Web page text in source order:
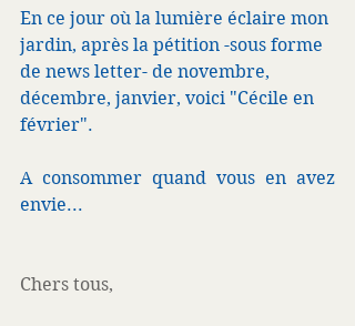
En ce jour où la lumière éclaire mon
jardin, après la pétition -sous forme
de news letter- de novembre,
décembre, janvier, voici "Cécile en
février".
A consommer quand vous en avez
envie...
Chers tous,